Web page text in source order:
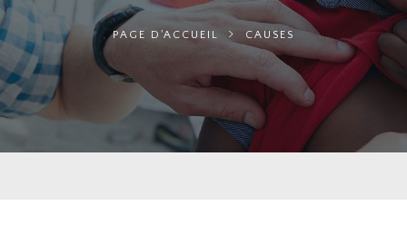
PAGE D'ACCUEIL CAUSES